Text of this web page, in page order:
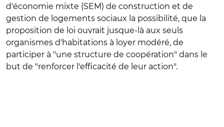
d'économie mixte (SEM) de construction et de
gestion de logements sociaux la possibilité, que la
proposition de loi ouvrait jusque-là aux seuls
organismes d'habitations à loyer modéré, de
participer à "une structure de coopération" dans le
but de "renforcer l'efficacité de leur action".